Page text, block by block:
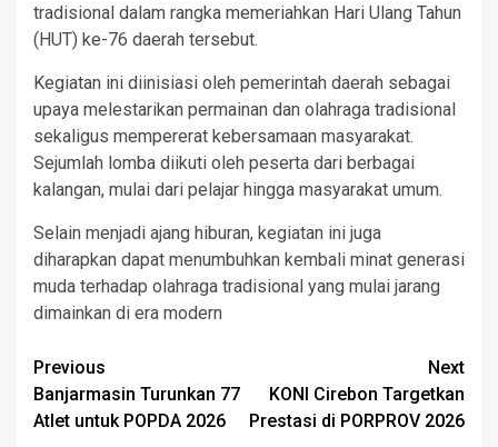
tradisional dalam rangka memeriahkan Hari Ulang Tahun
(HUT) ke-76 daerah tersebut.
Kegiatan ini diinisiasi oleh pemerintah daerah sebagai
upaya melestarikan permainan dan olahraga tradisional
sekaligus mempererat kebersamaan masyarakat.
Sejumlah lomba diikuti oleh peserta dari berbagai
kalangan, mulai dari pelajar hingga masyarakat umum.
Selain menjadi ajang hiburan, kegiatan ini juga
diharapkan dapat menumbuhkan kembali minat generasi
muda terhadap olahraga tradisional yang mulai jarang
dimainkan di era modern
Post
navigation
Previous
Banjarmasin Turunkan 77
Atlet untuk POPDA 2026
Next
KONI Cirebon Targetkan
Prestasi di PORPROV 2026